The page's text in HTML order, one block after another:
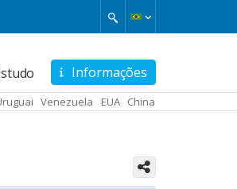
Informações
Venezuela EUA China